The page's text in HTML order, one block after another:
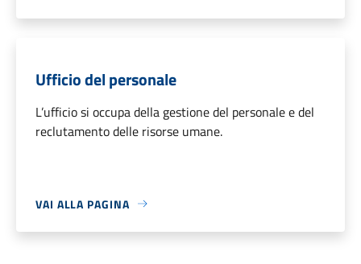
Ufficio del personale
L’ufficio si occupa della gestione del personale e del
reclutamento delle risorse umane.
VAI ALLA PAGINA